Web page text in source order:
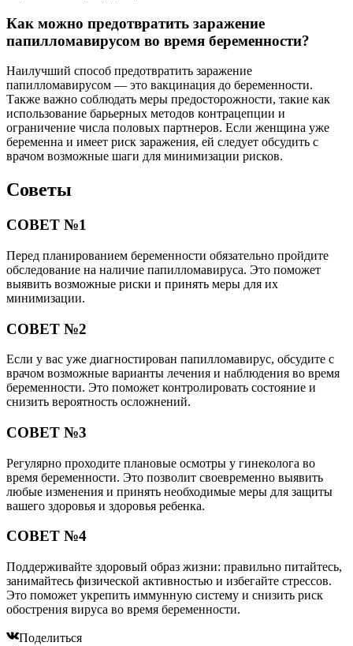
Как можно предотвратить заражение
папилломавирусом во время беременности?
Наилучший способ предотвратить заражение
папилломавирусом — это вакцинация до беременности.
Также важно соблюдать меры предосторожности, такие как
использование барьерных методов контрацепции и
ограничение числа половых партнеров. Если женщина уже
беременна и имеет риск заражения, ей следует обсудить с
врачом возможные шаги для минимизации рисков.
Советы
СОВЕТ №1
Перед планированием беременности обязательно пройдите
обследование на наличие папилломавируса. Это поможет
выявить возможные риски и принять меры для их
минимизации.
СОВЕТ №2
Если у вас уже диагностирован папилломавирус, обсудите с
врачом возможные варианты лечения и наблюдения во время
беременности. Это поможет контролировать состояние и
снизить вероятность осложнений.
СОВЕТ №3
Регулярно проходите плановые осмотры у гинеколога во
время беременности. Это позволит своевременно выявить
любые изменения и принять необходимые меры для защиты
вашего здоровья и здоровья ребенка.
СОВЕТ №4
Поддерживайте здоровый образ жизни: правильно питайтесь,
занимайтесь физической активностью и избегайте стрессов.
Это поможет укрепить иммунную систему и снизить риск
обострения вируса во время беременности.
Поделиться